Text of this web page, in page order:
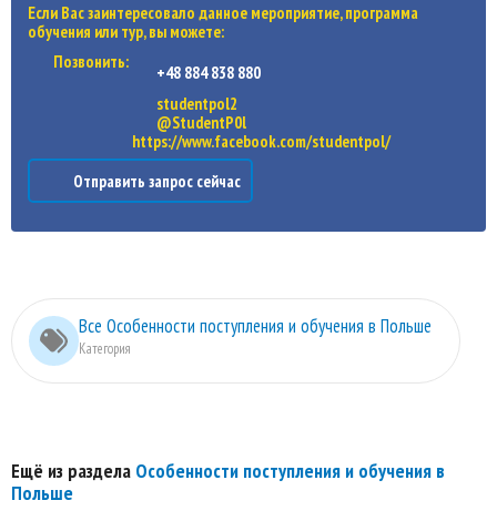
Если Вас заинтересовало данное мероприятие, программа
обучения или тур, вы можете:
Позвонить:
+48 884 838 880
studentpol2
@StudentP0l
https://www.facebook.com/studentpol/
Отправить запрос сейчас
Все Особенности поступления и обучения в Польше
Категория
Ещё из раздела Особенности поступления и обучения в
Польше